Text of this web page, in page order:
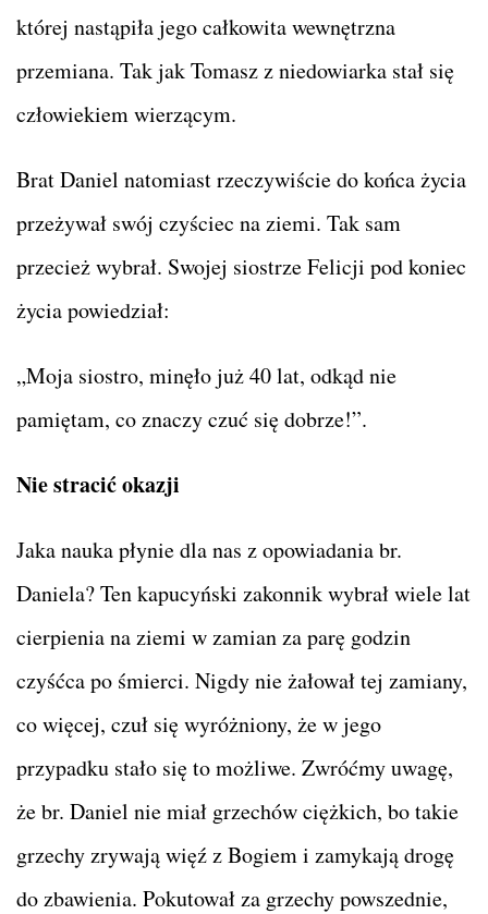
której nastąpiła jego całkowita wewnętrzna
przemiana. Tak jak Tomasz z niedowiarka stał się
człowiekiem wierzącym.
Brat Daniel natomiast rzeczywiście do końca życia
przeżywał swój czyściec na ziemi. Tak sam
przecież wybrał. Swojej siostrze Felicji pod koniec
życia powiedział:
„Moja siostro, minęło już 40 lat, odkąd nie
pamiętam, co znaczy czuć się dobrze!”.
Nie stracić okazji
Jaka nauka płynie dla nas z opowiadania br.
Daniela? Ten kapucyński zakonnik wybrał wiele lat
cierpienia na ziemi w zamian za parę godzin
czyśćca po śmierci. Nigdy nie żałował tej zamiany,
co więcej, czuł się wyróżniony, że w jego
przypadku stało się to możliwe. Zwróćmy uwagę,
że br. Daniel nie miał grzechów ciężkich, bo takie
grzechy zrywają więź z Bogiem i zamykają drogę
do zbawienia. Pokutował za grzechy powszednie,